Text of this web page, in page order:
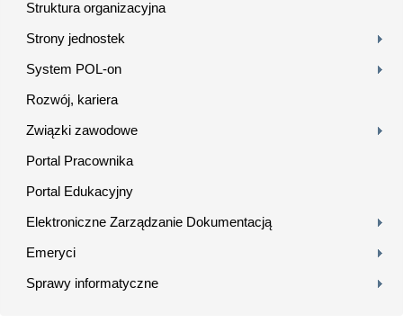
Struktura organizacyjna
Strony jednostek
System POL-on
Rozwój, kariera
Związki zawodowe
Portal Pracownika
Portal Edukacyjny
Elektroniczne Zarządzanie Dokumentacją
Emeryci
Sprawy informatyczne